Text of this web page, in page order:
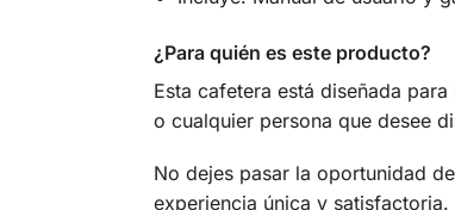
¿Para quién es este producto?
Esta cafetera está diseñada
o cualquier persona que desee
No dejes pasar la oportunidad
experiencia única y satisfactoria.